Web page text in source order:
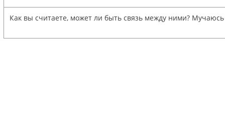
Как вы считаете, может ли быть связь между ними?